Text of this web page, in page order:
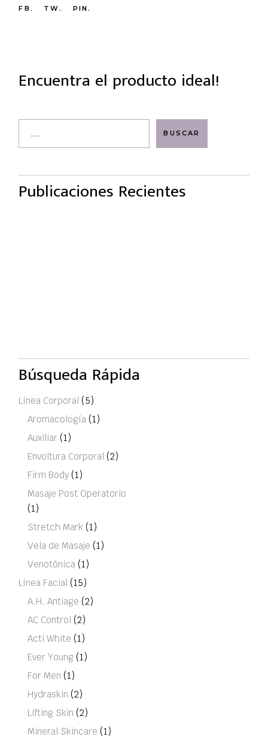
FB. TW. PIN.
Encuentra el producto ideal!
Search
BUSCAR
Publicaciones Recientes
Búsqueda Rápida
Línea Corporal (5)
Aromacología (1)
Auxiliar (1)
Envoltura Corporal (2)
Firm Body (1)
Masaje Post Operatorio
(1)
Stretch Mark (1)
Vela de Masaje (1)
Venotónica (1)
Línea Facial (15)
A.H. Antiage (2)
AC Control (2)
Acti White (1)
Ever Young (1)
For Men (1)
Hydraskin (2)
Lifting Skin (2)
Mineral Skincare (1)